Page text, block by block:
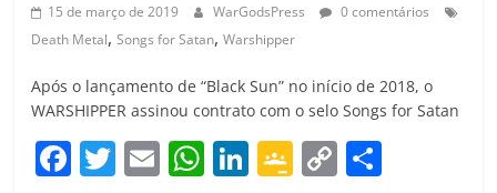
15 de março de 2019 WarGodsPress
0 comentários
Death Metal,Songs for Satan,Warshipper
Após o lançamento de “Black Sun” no início de 2018, o
WARSHIPPER assinou contrato com o selo Songs for Satan
F T E W Li G C